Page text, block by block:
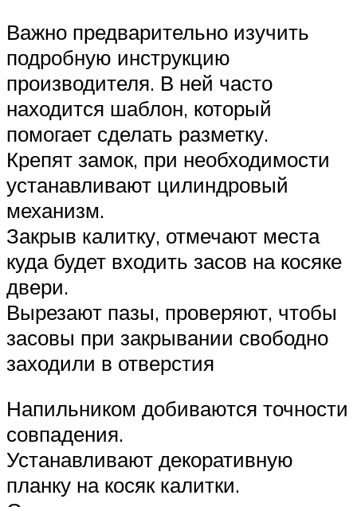
Важно предварительно изучить
подробную инструкцию
производителя. В ней часто
находится шаблон, который
помогает сделать разметку.
Крепят замок, при необходимости
устанавливают цилиндровый
механизм.
Закрыв калитку, отмечают места
куда будет входить засов на косяке
двери.
Вырезают пазы, проверяют, чтобы
засовы при закрывании свободно
заходили в отверстия
Напильником добиваются точности
совпадения.
Устанавливают декоративную
планку на косяк калитки.